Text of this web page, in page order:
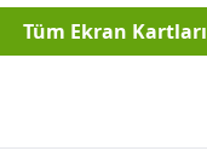
Tüm Ekran Kartları